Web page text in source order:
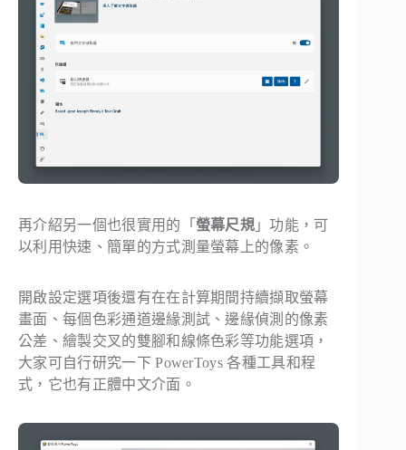
再介紹另一個也很實用的「 螢幕尺規 」功能，可
以利用快速、簡單的方式測量螢幕上的像素。
開啟設定選項後還有在在計算期間持續擷取螢幕
畫面、每個色彩通道邊緣測試、邊緣偵測的像素
公差、繪製交叉的雙腳和線條色彩等功能選項，
大家可自行研究一下 PowerToys 各種工具和程
式，它也有正體中文介面。